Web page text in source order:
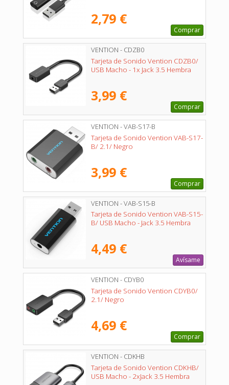
2,79 €
Comprar
VENTION - CDZB0
Tarjeta de Sonido Vention CDZB0/
USB Macho - 1x Jack 3.5 Hembra
3,99 €
Comprar
VENTION - VAB-S17-B
Tarjeta de Sonido Vention VAB-S17-
B/ 2.1/ Negro
3,99 €
Comprar
VENTION - VAB-S15-B
Tarjeta de Sonido Vention VAB-S15-
B/ USB Macho - Jack 3.5 Hembra
4,49 €
Avísame
VENTION - CDYB0
Tarjeta de Sonido Vention CDYB0/
2.1/ Negro
4,69 €
Comprar
VENTION - CDKHB
Tarjeta de Sonido Vention CDKHB/
USB Macho - 2xJack 3.5 Hembra